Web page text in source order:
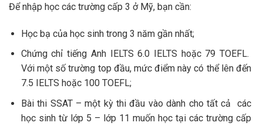
Để nhập học các trường cấp 3 ở Mỹ, bạn cần:
Học bạ của học sinh trong 3 năm gần nhất;
Chứng chỉ tiếng Anh IELTS 6.0 IELTS hoặc 79 TOEFL.
Với một số trường top đầu, mức điểm này có thể lên đến
7.5 IELTS hoặc 100 TOEFL;
Bài thi SSAT – một kỳ thi đầu vào dành cho tất cả các
học sinh từ lớp 5 – lớp 11 muốn học tại các trường cấp